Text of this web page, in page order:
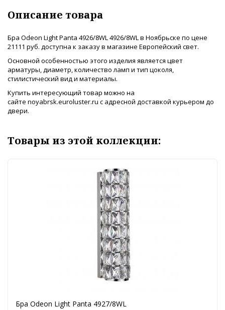
Описание товара
Бра Odeon Light Panta 4926/8WL 4926/8WL в Ноябрьске по цене
21111 руб. доступна к заказу в магазине Европейский свет.
Основной особенностью этого изделия является цвет
арматуры, диаметр, количество ламп и тип цоколя,
стилистический вид и материалы.
Купить интересующий товар можно на
сайте noyabrsk.euroluster.ru с адресной доставкой курьером до
двери.
Товары из этой коллекции:
Бра Odeon Light Panta 4927/8WL